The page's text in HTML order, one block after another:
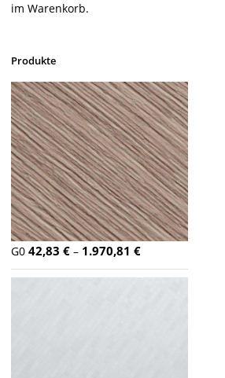
im Warenkorb.
Produkte
G0 42,83 € – 1.970,81 €